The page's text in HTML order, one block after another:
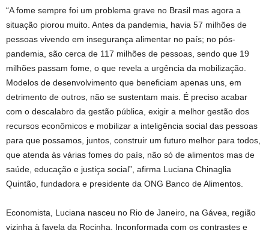
“A fome sempre foi um problema grave no Brasil mas agora a
situação piorou muito. Antes da pandemia, havia 57 milhões de
pessoas vivendo em insegurança alimentar no país; no pós-
pandemia, são cerca de 117 milhões de pessoas, sendo que 19
milhões passam fome, o que revela a urgência da mobilização.
Modelos de desenvolvimento que beneficiam apenas uns, em
detrimento de outros, não se sustentam mais. É preciso acabar
com o descalabro da gestão pública, exigir a melhor gestão dos
recursos econômicos e mobilizar a inteligência social das pessoas
para que possamos, juntos, construir um futuro melhor para todos,
que atenda às várias fomes do país, não só de alimentos mas de
saúde, educação e justiça social”, afirma Luciana Chinaglia
Quintão, fundadora e presidente da ONG Banco de Alimentos.
Economista, Luciana nasceu no Rio de Janeiro, na Gávea, região
vizinha à favela da Rocinha. Inconformada com os contrastes e